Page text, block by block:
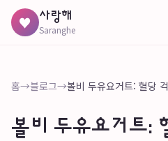
♥ 사랑해
Saranghe
홈→블로그→
볼비 두유요거트: